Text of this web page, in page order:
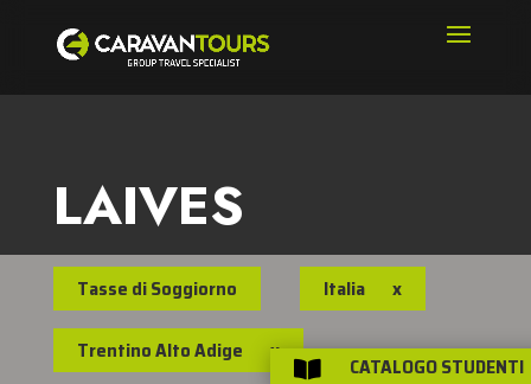
LAIVES
Tasse di Soggiorno Italia x
Trentino Alto Adige x
 CATALOGO STUDENTI